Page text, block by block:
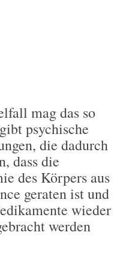
mag das so
psychische
die dadurch
dass die
des Körpers aus
geraten ist und
wieder
werden